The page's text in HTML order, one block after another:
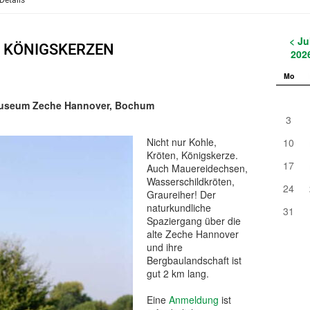
KÖNIGSKERZEN
Zeche Hannover, Bochum
Nicht nur Kohle,
Kröten, Königskerze.
Auch Mauereidechsen,
Wasserschildkröten,
Graureiher! Der
naturkundliche
Spaziergang über die
alte Zeche Hannover
und ihre
Bergbaulandschaft ist
gut 2 km lang.
Eine Anmeldung ist
<
Mo
3
10
17
24
31